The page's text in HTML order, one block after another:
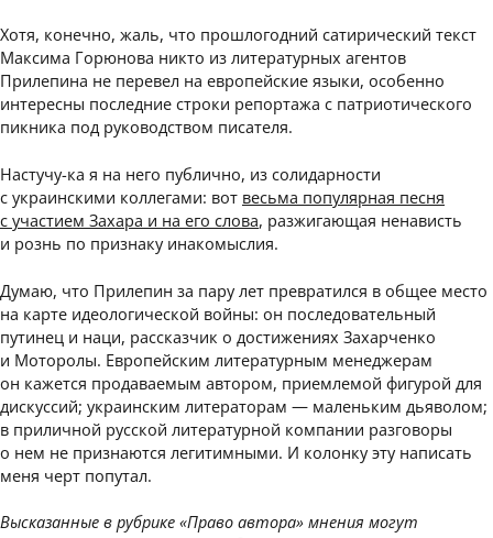
Хотя, конечно, жаль, что прошлогодний сатирический текст
Максима Горюнова никто из литературных агентов
Прилепина не перевел на европейские языки, особенно
интересны последние строки репортажа с патриотического
пикника под руководством писателя.
Настучу-ка я на него публично, из солидарности
с украинскими коллегами: вот весьма популярная песня
с участием Захара и на его слова, разжигающая ненависть
и рознь по признаку инакомыслия.
Думаю, что Прилепин за пару лет превратился в общее место
на карте идеологической войны: он последовательный
путинец и наци, рассказчик о достижениях Захарченко
и Моторолы. Европейским литературным менеджерам
он кажется продаваемым автором, приемлемой фигурой для
дискуссий; украинским литераторам — маленьким дьяволом;
в приличной русской литературной компании разговоры
о нем не признаются легитимными. И колонку эту написать
меня черт попутал.
Высказанные в рубрике «Право автора» мнения могут